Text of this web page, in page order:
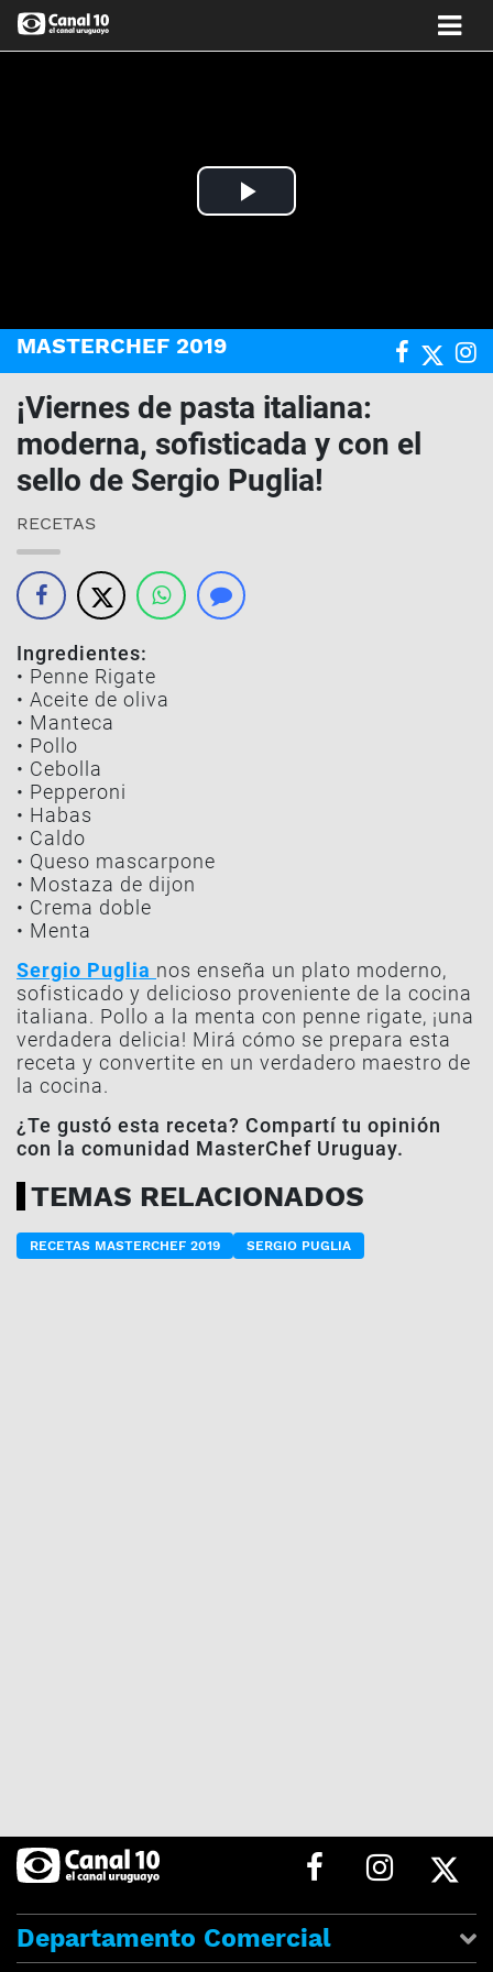
Play
MASTERCHEF 2019
¡Viernes de pasta italiana:
moderna, sofisticada y con el
sello de Sergio Puglia!
RECETAS
Ingredientes:
• Penne Rigate
• Aceite de oliva
• Manteca
• Pollo
• Cebolla
• Pepperoni
• Habas
• Caldo
• Queso mascarpone
• Mostaza de dijon
• Crema doble
• Menta
Sergio Puglia nos enseña un plato moderno,
sofisticado y delicioso proveniente de la cocina
italiana. Pollo a la menta con penne rigate, ¡una
verdadera delicia! Mirá cómo se prepara esta
receta y convertite en un verdadero maestro de
la cocina.
¿Te gustó esta receta? Compartí tu opinión
con la comunidad MasterChef Uruguay.
TEMAS RELACIONADOS
RECETAS MASTERCHEF 2019 SERGIO PUGLIA
Departamento Comercial